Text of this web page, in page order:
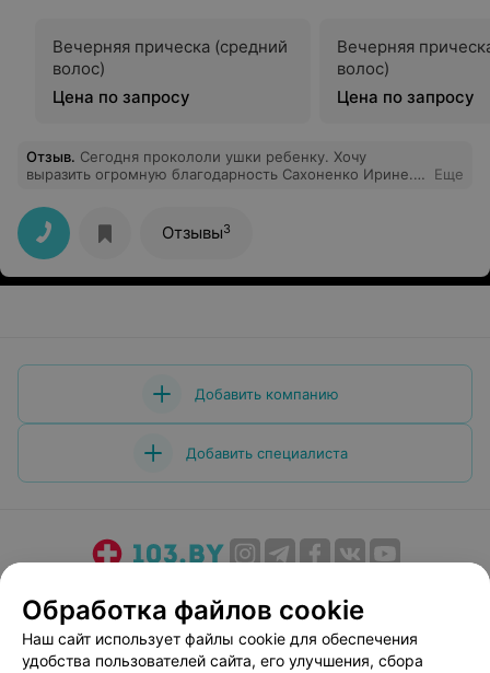
Вечерняя прическа (средний
волос)
Цена по запросу
Вечерняя
волос)
Цена по запросу
Отзыв. Сегодня прокололи ушки ребенку. Хочу
выразить огромную благодарность Сахоненко Ирине.
Здоровья Вам Ирина и удачи!!!
Еще
Отзывы3
Добавить компанию
Добавить специалиста
Медицинский маркетинг
Публичный договор
Пользовательское соглашение
Способы оплаты
Обработка файлов cookie
Наш сайт использует файлы cookie для обеспечения
удобства пользователей сайта, его улучшения, сбора